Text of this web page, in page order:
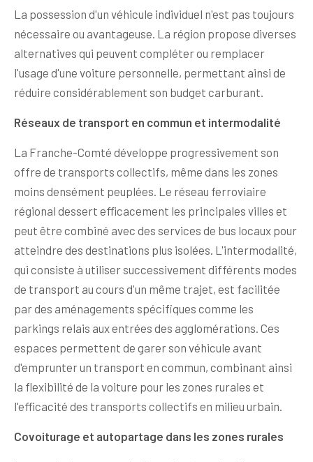
La possession d'un véhicule individuel n'est pas toujours
nécessaire ou avantageuse. La région propose diverses
alternatives qui peuvent compléter ou remplacer
l'usage d'une voiture personnelle, permettant ainsi de
réduire considérablement son budget carburant.
Réseaux de transport en commun et intermodalité
La Franche-Comté développe progressivement son
offre de transports collectifs, même dans les zones
moins densément peuplées. Le réseau ferroviaire
régional dessert efficacement les principales villes et
peut être combiné avec des services de bus locaux pour
atteindre des destinations plus isolées. L'intermodalité,
qui consiste à utiliser successivement différents modes
de transport au cours d'un même trajet, est facilitée
par des aménagements spécifiques comme les
parkings relais aux entrées des agglomérations. Ces
espaces permettent de garer son véhicule avant
d'emprunter un transport en commun, combinant ainsi
la flexibilité de la voiture pour les zones rurales et
l'efficacité des transports collectifs en milieu urbain.
Covoiturage et autopartage dans les zones rurales